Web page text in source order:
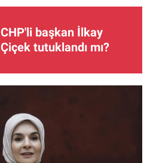
CHP'li başkan İlkay
Çiçek tutuklandı mı?